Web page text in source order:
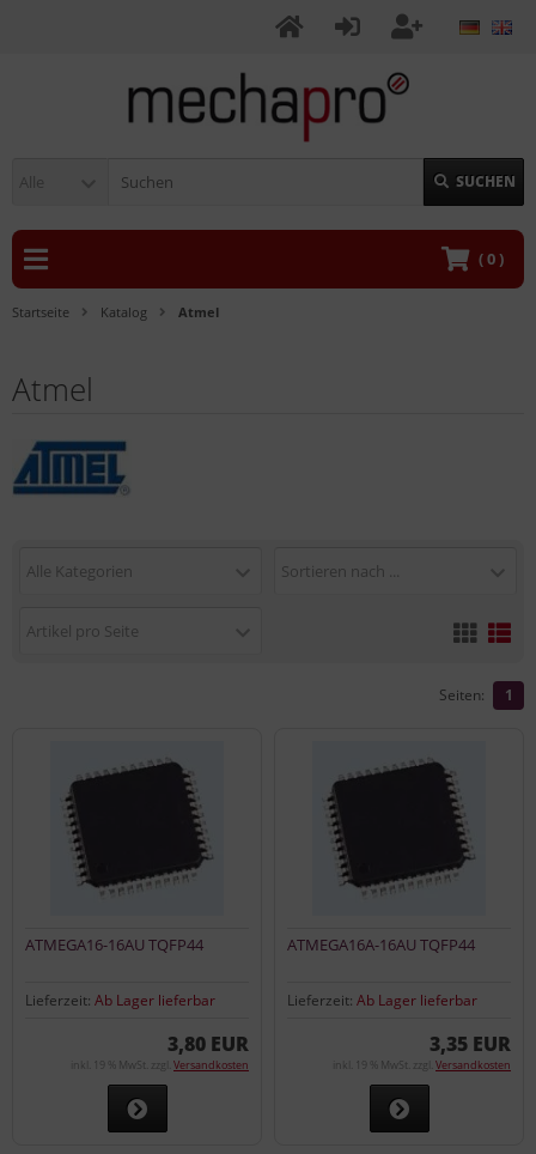
Alle SUCHEN
(0 )
Startseite Katalog Atmel
Atmel
Alle Kategorien Sortieren nach ...
Artikel pro Seite
Seiten: 1
ATMEGA16-16AU TQFP44
Lieferzeit: Ab Lager lieferbar
3,80 EUR
inkl. 19 % MwSt. zzgl. Versandkosten
ATMEGA16A-16AU TQFP44
Lieferzeit: Ab Lager lieferbar
3,35 EUR
inkl. 19 % MwSt. zzgl. Versandkosten